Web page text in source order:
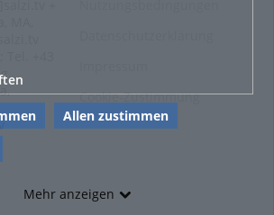
Allen zustimmen
Mehr anzeigen
MA,
+43
Cookie-Zustimmung